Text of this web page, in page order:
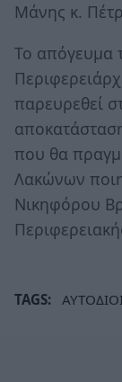
Μάνης κ.
Το απόγευμα
παρευρεθεί
που θα
Λακώνων
Νικηφόρου
TAGS: